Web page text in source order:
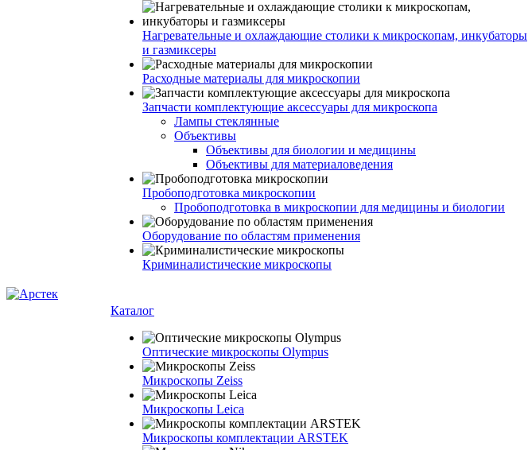
Нагревательные и охлаждающие столики к микроскопам, инкубаторы
и газмиксеры
Расходные материалы для микроскопии
Запчасти комплектующие аксессуары для микроскопа
Лампы стеклянные
Объективы
Объективы для биологии и медицины
Объективы для материаловедения
Пробоподготовка микроскопии
Пробоподготовка в микроскопии для медицины и биологии
Оборудование по областям применения
Криминалистические микроскопы
Каталог
Оптические микроскопы Olympus
Микроскопы Zeiss
Микроскопы Leica
Микроскопы комплектации ARSTEK